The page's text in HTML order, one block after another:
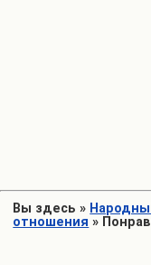
Вы здесь »
отношения »